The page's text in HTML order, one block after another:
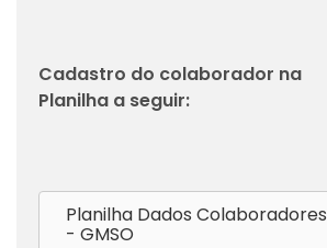
Cadastro do colaborador na
Planilha a seguir:
Planilha Dados Colaboradores
- GMSO